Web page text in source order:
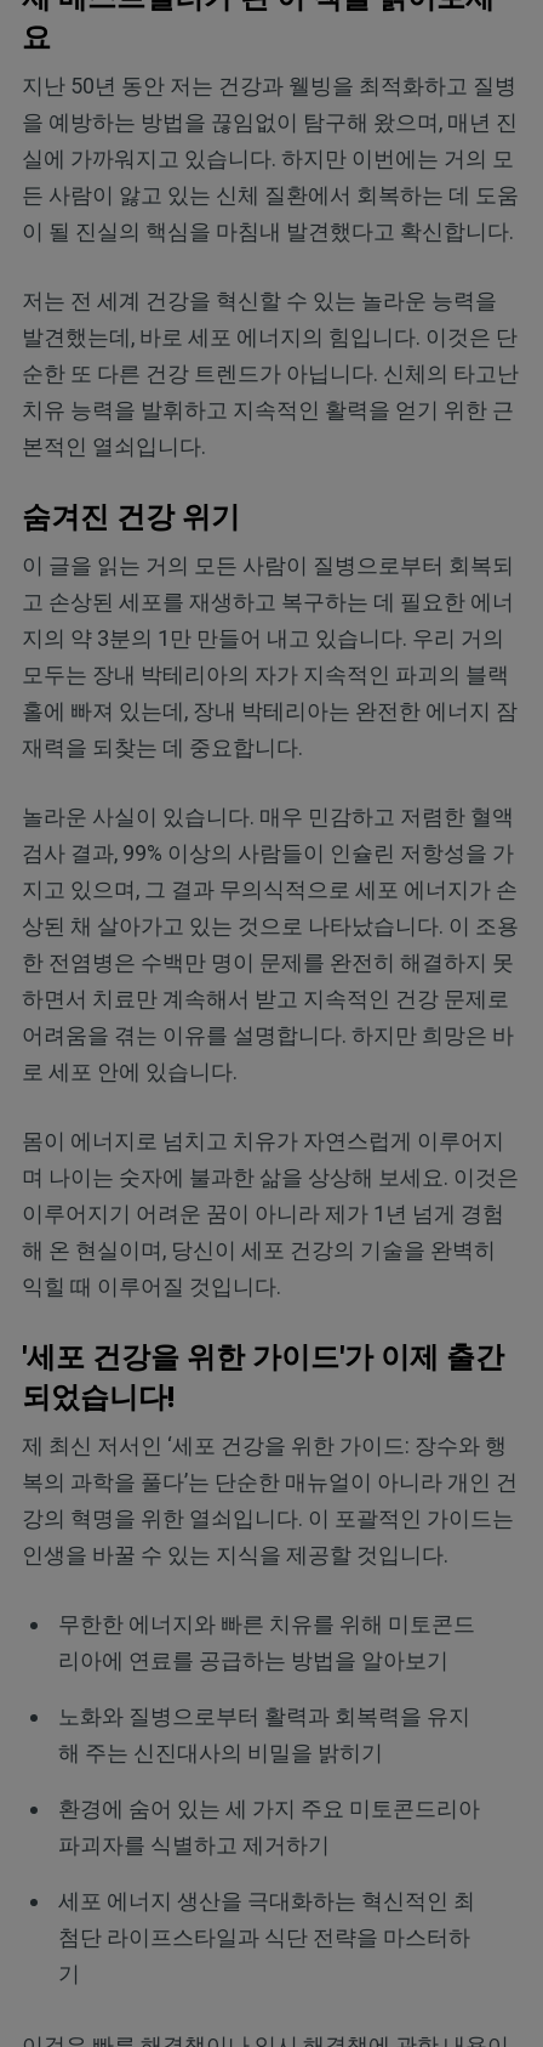
요
지난 50년 동안 저는 건강과 웰빙을 최적화하고 질병
을 예방하는 방법을 끊임없이 탐구해 왔으며, 매년 진
실에 가까워지고 있습니다. 하지만 이번에는 거의 모
든 사람이 앓고 있는 신체 질환에서 회복하는 데 도움
이 될 진실의 핵심을 마침내 발견했다고 확신합니다.
저는 전 세계 건강을 혁신할 수 있는 놀라운 능력을
발견했는데, 바로 세포 에너지의 힘입니다. 이것은 단
순한 또 다른 건강 트렌드가 아닙니다. 신체의 타고난
치유 능력을 발휘하고 지속적인 활력을 얻기 위한 근
본적인 열쇠입니다.
숨겨진 건강 위기
이 글을 읽는 거의 모든 사람이 질병으로부터 회복되
고 손상된 세포를 재생하고 복구하는 데 필요한 에너
지의 약 3분의 1만 만들어 내고 있습니다. 우리 거의
모두는 장내 박테리아의 자가 지속적인 파괴의 블랙
홀에 빠져 있는데, 장내 박테리아는 완전한 에너지 잠
재력을 되찾는 데 중요합니다.
놀라운 사실이 있습니다. 매우 민감하고 저렴한 혈액
검사 결과, 99% 이상의 사람들이 인슐린 저항성을 가
지고 있으며, 그 결과 무의식적으로 세포 에너지가 손
상된 채 살아가고 있는 것으로 나타났습니다. 이 조용
한 전염병은 수백만 명이 문제를 완전히 해결하지 못
하면서 치료만 계속해서 받고 지속적인 건강 문제로
어려움을 겪는 이유를 설명합니다. 하지만 희망은 바
로 세포 안에 있습니다.
몸이 에너지로 넘치고 치유가 자연스럽게 이루어지
며 나이는 숫자에 불과한 삶을 상상해 보세요. 이것은
이루어지기 어려운 꿈이 아니라 제가 1년 넘게 경험
해 온 현실이며, 당신이 세포 건강의 기술을 완벽히
익힐 때 이루어질 것입니다.
'세포 건강을 위한 가이드'가 이제 출간
되었습니다!
제 최신 저서인 ‘세포 건강을 위한 가이드: 장수와 행
복의 과학을 풀다’는 단순한 매뉴얼이 아니라 개인 건
강의 혁명을 위한 열쇠입니다. 이 포괄적인 가이드는
인생을 바꿀 수 있는 지식을 제공할 것입니다.
무한한 에너지와 빠른 치유를 위해 미토콘드
리아에 연료를 공급하는 방법을 알아보기
노화와 질병으로부터 활력과 회복력을 유지
해 주는 신진대사의 비밀을 밝히기
환경에 숨어 있는 세 가지 주요 미토콘드리아
파괴자를 식별하고 제거하기
세포 에너지 생산을 극대화하는 혁신적인 최
첨단 라이프스타일과 식단 전략을 마스터하
기